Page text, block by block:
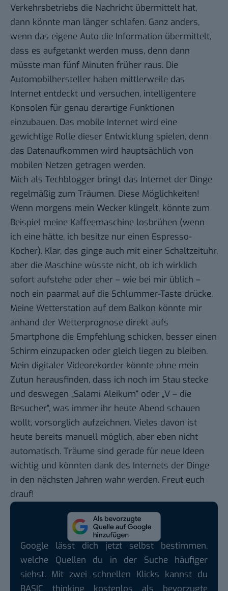
Verkehrsbetriebs die Nachricht übermittelt hat,
dann könnte man länger schlafen. Ganz anders,
wenn das eigene Auto die Information übermittelt,
dass es aufgetankt werden muss, denn dann
müsste man fünf Minuten früher raus. Die
Automobilhersteller haben mittlerweile das
Internet entdeckt und versuchen, intelligentere
Konsolen für genau derartige Funktionen
einzubauen. Das mobile Internet wird eine
gewichtige Rolle dieser Entwicklung spielen, denn
das Datenaufkommen wird hauptsächlich von
mobilen Netzen getragen werden.
Mich als Techblogger bringt das Internet der Dinge
regelmäßig zum Träumen. Diese Möglichkeiten!
Wenn morgens mein Wecker klingelt, könnte zum
Beispiel meine Kaffeemaschine losbrühen (wenn
ich eine hätte, ich besitze nur einen Espresso-
Kocher). Klar, das ginge auch mit einer Schaltzeituhr,
aber die Maschine wüsste nicht, ob ich wirklich
sofort aufstehe oder eher – wie bei mir üblich –
noch ein paarmal auf die Schlummer-Taste drücke.
Meine Wetterstation auf dem Balkon könnte mir
anhand der Wetterprognose direkt aufs
Smartphone die Empfehlung schicken, besser einen
Schirm einzupacken oder gleich liegen zu bleiben.
Mein digitaler Videorekorder könnte ohne mein
Zutun herausfinden, dass ich noch im Stau stecke
und deswegen „Salami Aleikum“ oder „V – die
Besucher“, was immer ihr heute Abend schauen
wollt, vorsorglich aufzeichnen. Vieles davon ist
heute bereits manuell möglich, aber eben nicht
automatisch. Träume sind gerade für neue Ideen
wichtig und könnten dank des Internets der Dinge
in den nächsten Jahren wahr werden. Freut euch
drauf!
Google lässt dich jetzt selbst bestimmen,
welche Quellen du in der Suche häufiger
siehst. Mit zwei schnellen Klicks kannst du
BASIC thinking kostenlos als bevorzugte